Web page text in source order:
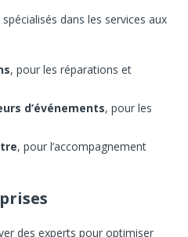
dans les services aux
, pour les réparations et
d’événements, pour les
, pour l’accompagnement
des experts pour optimiser